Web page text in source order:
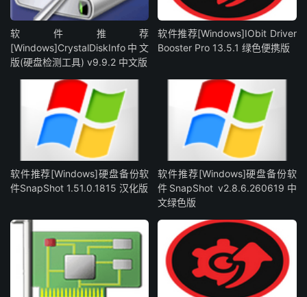
软件推荐
[Windows]CrystalDiskInfo中文
版(硬盘检测工具) v9.9.2 中文版
软件推荐[Windows]IObit Driver
Booster Pro 13.5.1 绿色便携版
软件推荐[Windows]硬盘备份软
件SnapShot 1.51.0.1815 汉化版
软件推荐[Windows]硬盘备份软
件SnapShot v2.8.6.260619中
文绿色版